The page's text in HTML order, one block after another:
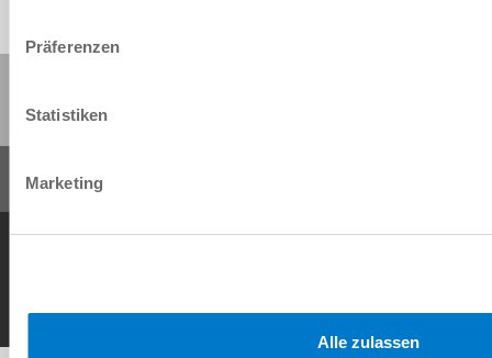
Präferenzen
Statistiken
Marketing
Alle zulassen
General Terms and Conditions Data Protection Policy Imprint Contact